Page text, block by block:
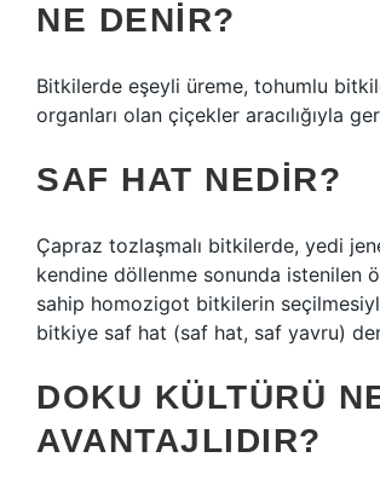
NE DENIR?
Bitkilerde eşeyli üreme, tohumlu
organları olan çiçekler aracılığıyla
SAF HAT NEDIR?
Çapraz tozlaşmalı bitkilerde, yedi
kendine döllenme sonunda istenilen
sahip homozigot bitkilerin
bitkiye saf hat (saf hat, saf yavru)
DOKU KÜLTÜRÜ
AVANTAJLIDIR?